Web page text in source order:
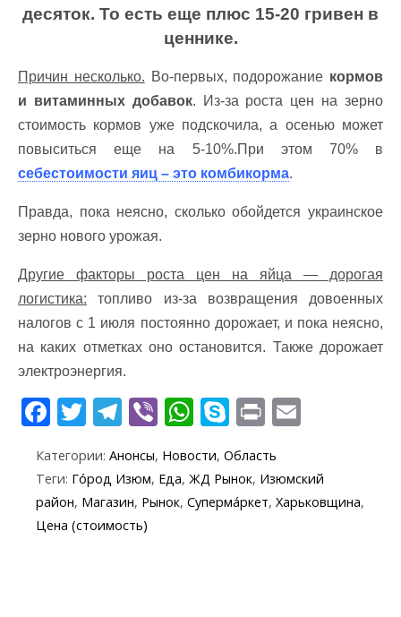
десяток. То есть еще плюс 15-20 гривен в
ценнике.
Причин несколько. Во-первых, подорожание кормов
и витаминных добавок. Из-за роста цен на зерно
стоимость кормов уже подскочила, а осенью может
повыситься еще на 5-10%.При этом 70% в
себестоимости яиц – это комбикорма.
Правда, пока неясно, сколько обойдется украинское
зерно нового урожая.
Другие факторы роста цен на яйца — дорогая
логистика: топливо из-за возвращения довоенных
налогов с 1 июля постоянно дорожает, и пока неясно,
на каких отметках оно остановится. Также дорожает
электроэнергия.
F
e
b
o
T
itt
er
T
e
gr
a
Vi
er
W
at
s
S
k
y
p
Pr
t ai
l
Категории: Анонсы, Новости, Область
Теги: Го́род Изюм, Еда, ЖД Рынок, Изюмский
район, Магазин, Рынок, Суперма́ркет, Харьковщина,
Цена (стоимость)